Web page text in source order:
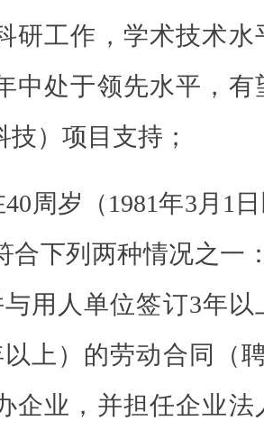
研工作，学术技术
中处于领先水平，
）项目支持；
周岁 （1981年3月1
合下列两种情况之一
用人单位签订3年
上）的劳动合同（
企业，并担任企业法